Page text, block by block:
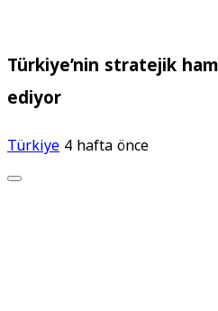
Türkiye’nin stratejik
ediyor
Türkiye4 hafta önce